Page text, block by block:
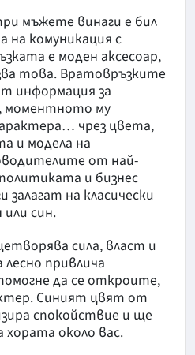
мъжете винаги е бил
на комуникация с
е моден аксесоар,
това. Вратовръзките
информация за
моментното му
чрез цвета,
и модела на
от най-
и бизнес
на класически
син.
сила, власт и
привлича
да се откроите,
Синият цвят от
спокойствие и ще
хората около вас.